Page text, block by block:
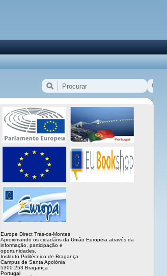
Europe Direct Trás-os-Montes
Aproximando os cidadãos da União Europeia através da
informação, participação e
oportunidades.
Instituto Politécnico de Bragança
Campus de Santa Apolónia
5300-253 Bragança
Portugal